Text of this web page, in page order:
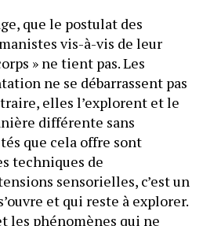
que le postulat des
vis-à-vis de leur
» ne tient pas. Les
ne se débarrassent pas
elles l’explorent et le
différente sans
que cela offre sont
techniques de
sensorielles, c’est un
et qui reste à explorer.
les phénomènes qui ne